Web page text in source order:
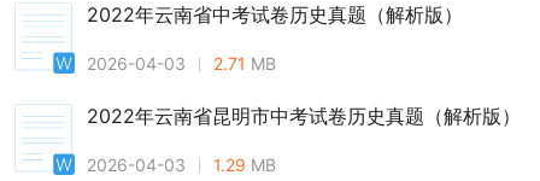
2022年云南省中考试卷历史真题（解析版）
2026-04-03 2.71 MB
2022年云南省昆明市中考试卷历史真题（解析版）
2026-04-03 1.29 MB